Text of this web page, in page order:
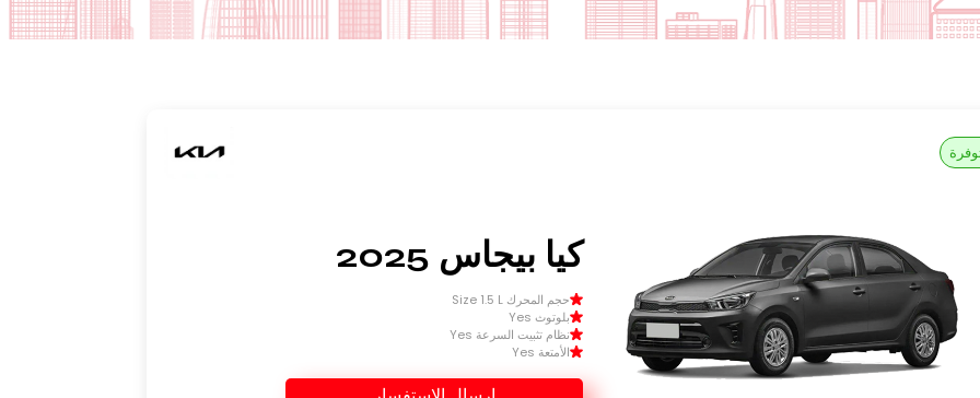
كيا بيجاس 2025
حجم المحرك Size 1.5 L
بلوتوث Yes
نظام تثبيت السرعة Yes
الأمتعة Yes